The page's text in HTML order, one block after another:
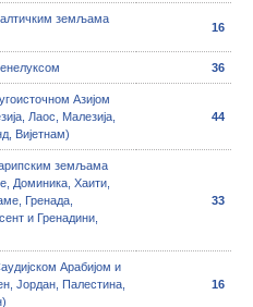
земљама
16
36
Азијом
Лаос, Малезија,
Вијетнам)
44
земљама
Доминика, Хаити,
Гренада,
и Гренадини,
33
Арабијом и
Јордан, Палестина,
16